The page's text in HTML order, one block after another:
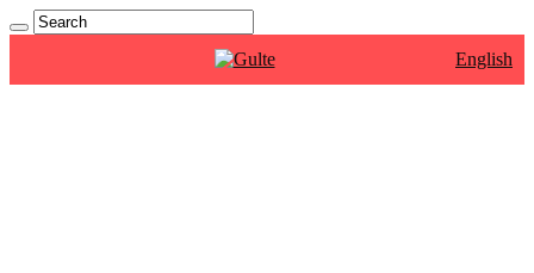
English